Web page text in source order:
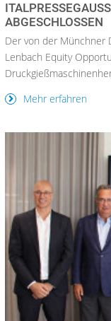
ABGESCHLOSSEN
Der von der Münchner
Lenbach Equity
Mehr erfahren